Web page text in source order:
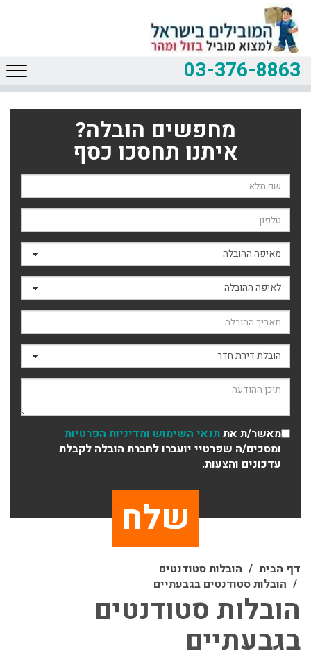
03-376-8863
מחפשים הובלה?
איתנו תחסכו כסף
שם השולח
טלפון
מאיפה ההובלה
לאיפה ההובלה
תאריך ההובלה
סוג ההובלה
תוכן ההודעה
מאשר/ת אתתנאי השימוש ומדיניות הפרטיות
ומסכים/ה שפרטיי יועברו לחברת הובלה לקבלת
עדכונים והצעות.
דף הבית
הובלות סטודנטים
הובלות סטודנטים בגבעתיים
הובלות סטודנטים
בגבעתיים